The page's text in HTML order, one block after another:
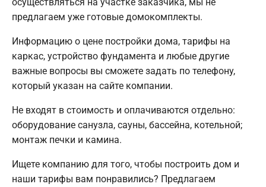
предлагаем уже готовые домокомплекты.
Информацию о цене постройки дома, тарифы на
каркас, устройство фундамента и любые другие
важные вопросы вы сможете задать по телефону,
который указан на сайте компании.
Не входят в стоимость и оплачиваются отдельно:
оборудование санузла, сауны, бассейна, котельной;
монтаж печки и камина.
Ищете компанию для того, чтобы построить дом и
наши тарифы вам понравились? Предлагаем